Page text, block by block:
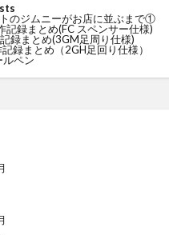
のジムニーがお店に並ぶまで①
記録まとめ(FC スペンサー仕様)
録まとめ(3GM足周り仕様)
録まとめ（2GH足回り仕様）
ルペン